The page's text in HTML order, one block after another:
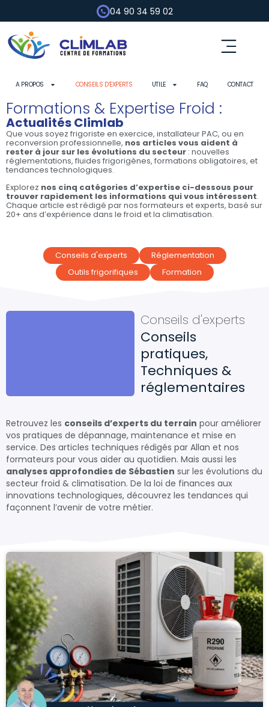
04 90 34 59 02
A PROPOS CONSEILS D’EXPERTS UTILE FAQ CONTACT
Formations & Expertise Froid :
Actualités Climlab
Que vous soyez frigoriste en exercice, installateur PAC, ou en
reconversion professionnelle, nos articles vous aident à
rester à jour sur les évolutions du secteur : nouvelles
réglementations, fluides frigorigènes, formations obligatoires, et
tendances technologiques.
Explorez nos cinq catégories d’expertise ci-dessous pour
trouver rapidement les informations qui vous intéressent.
Chaque article est rédigé par nos formateurs et experts, basé sur
20+ ans d’expérience dans le froid et la climatisation.
Conseils d'experts
Réglementation
Outils frigorifiques
Formation
Conseils d'experts
Conseils
pratiques,
Techniques &
réglementaires
Retrouvez les conseils d’experts du terrain pour améliorer
vos pratiques de dépannage, maintenance et mise en
service. Des articles techniques rédigés par Allan et nos
formateurs pour vous aider au quotidien. Mais aussi les
analyses approfondies de Sébastien sur les évolutions du
secteur froid & climatisation. De la loi de finances aux
innovations technologiques, découvrez les tendances qui
façonnent l’avenir de votre métier.